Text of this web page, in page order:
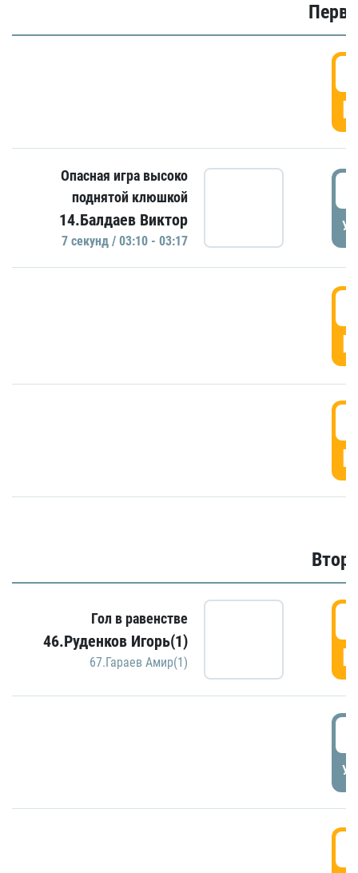
Опасная игра высоко
поднятой клюшкой
14.Балдаев Виктор
7 секунд / 03:10 - 03:17
Гол в равенстве
46.Руденков Игорь(1)
67.Гараев Амир(1)